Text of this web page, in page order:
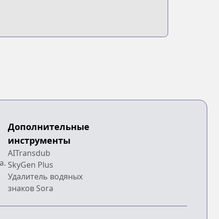
Дополнительные
инструменты
AITransdub
SkyGen Plus
Удалитель водяных
знаков Sora